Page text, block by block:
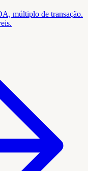
múltiplo de transação.